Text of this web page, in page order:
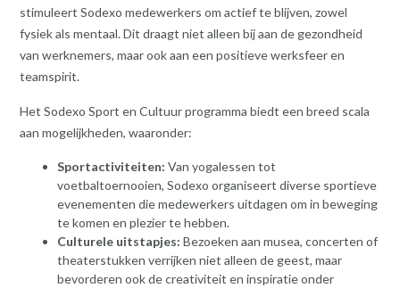
stimuleert Sodexo medewerkers om actief te blijven, zowel
fysiek als mentaal. Dit draagt niet alleen bij aan de gezondheid
van werknemers, maar ook aan een positieve werksfeer en
teamspirit.
Het Sodexo Sport en Cultuur programma biedt een breed scala
aan mogelijkheden, waaronder:
Sportactiviteiten: Van yogalessen tot
voetbaltoernooien, Sodexo organiseert diverse sportieve
evenementen die medewerkers uitdagen om in beweging
te komen en plezier te hebben.
Culturele uitstapjes: Bezoeken aan musea, concerten of
theaterstukken verrijken niet alleen de geest, maar
bevorderen ook de creativiteit en inspiratie onder